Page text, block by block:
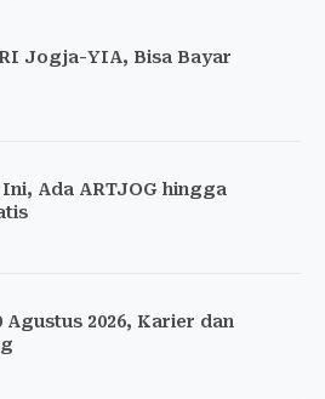
Jogja-YIA, Bisa Bayar
Ada ARTJOG hingga
2026, Karier dan